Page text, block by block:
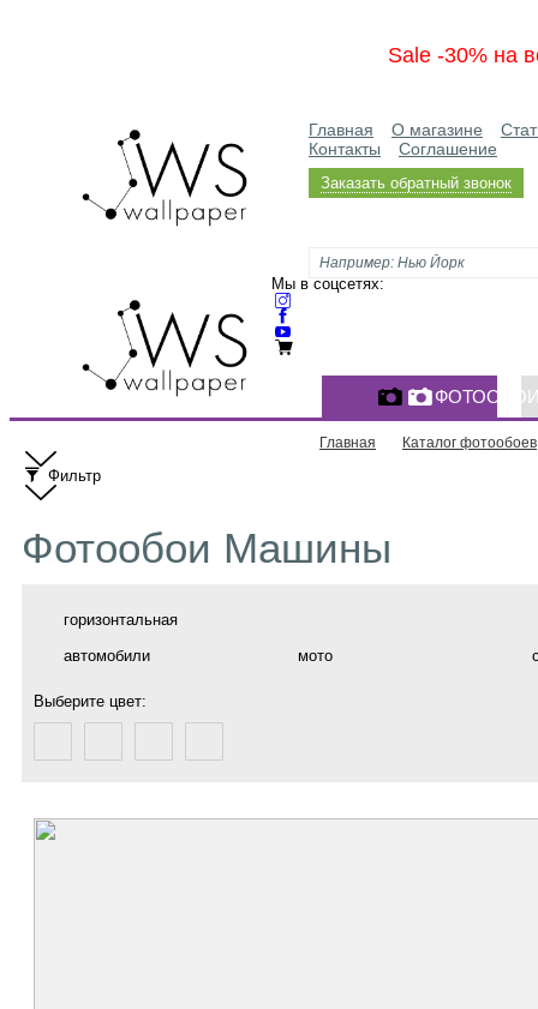
Sale -30% на
Главная О магазине
Контакты
Соглашение
Заказать обратный звонок
Мы в соцсетях:
Главная Каталог фотообоев
Фильтр
Фотообои Машины
горизонтальная
автомобили
мото
Выберите цвет: